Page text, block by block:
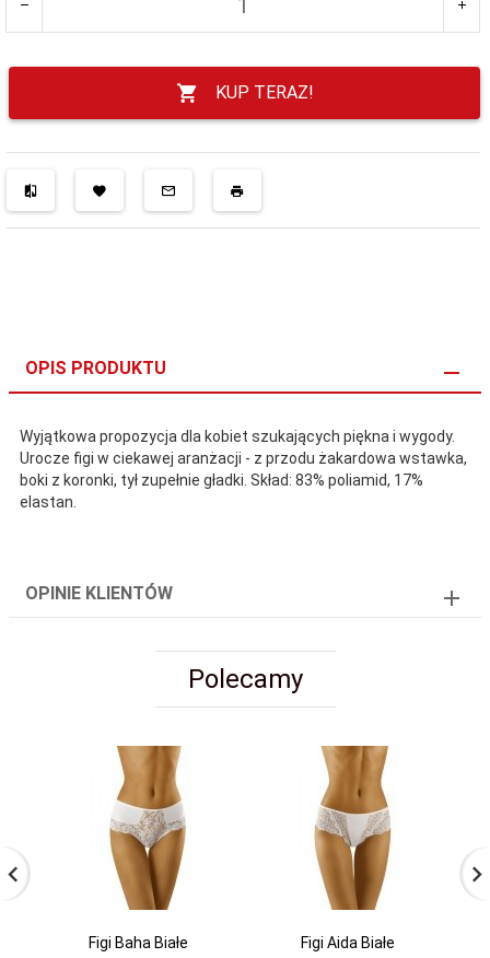
KUP TERAZ!
OPIS PRODUKTU
Wyjątkowa propozycja dla kobiet szukających piękna i wygody.
Urocze figi w ciekawej aranżacji - z przodu żakardowa wstawka,
boki z koronki, tył zupełnie gładki. Skład: 83% poliamid, 17%
elastan.
OPINIE KLIENTÓW
Polecamy
Figi Baha Białe Figi Aida Białe